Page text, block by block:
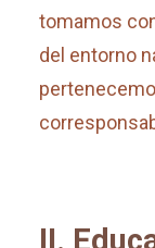
tomamos
del entorno
II.